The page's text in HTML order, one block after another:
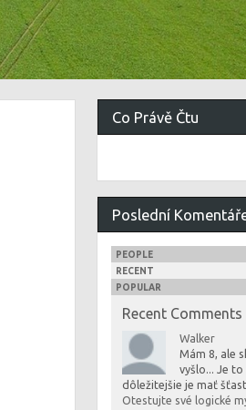
Co Právě Čtu
Poslední
PEOPLE
RECENT
POPULAR
Recent Comments
Walker
Mám 8, ale
vyšlo... Je
dôležitejšie je mať
Otestujte své logické